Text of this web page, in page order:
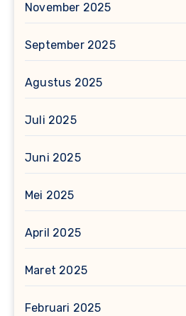
November 2025
September 2025
Agustus 2025
Juli 2025
Juni 2025
Mei 2025
April 2025
Maret 2025
Februari 2025